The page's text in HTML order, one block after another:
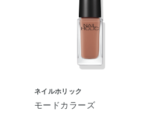
ネイルホリック
モードカラーズ